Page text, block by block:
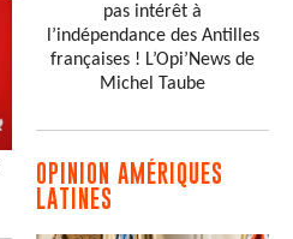
pas intérêt à
l’indépendance des Antilles
françaises ! L’Opi’News de
Michel Taube
OPINION AMÉRIQUES
LATINES